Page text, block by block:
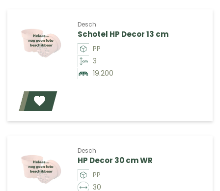
Desch
Schotel HP Decor 13 cm
PP
3
19.200
Desch
HP Decor 30 cm WR
PP
30